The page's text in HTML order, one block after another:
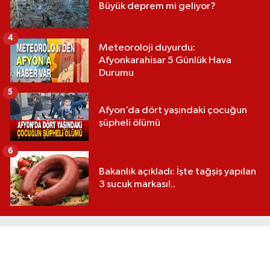
Büyük deprem mi geliyor?
Meteoroloji duyurdu:
Afyonkarahisar 5 Günlük Hava
Durumu
4
Afyon’da dört yaşındaki çocuğun
şüpheli ölümü
5
Bakanlık açıkladı: İşte tağşiş yapılan
3 sucuk markası!..
6